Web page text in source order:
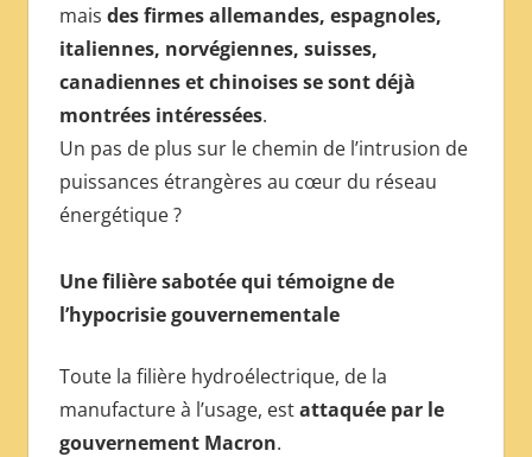
mais des firmes allemandes, espagnoles,
italiennes, norvégiennes, suisses,
canadiennes et chinoises se sont déjà
montrées intéressées.
Un pas de plus sur le chemin de l’intrusion de
puissances étrangères au cœur du réseau
énergétique ?
Une filière sabotée qui témoigne de
l’hypocrisie gouvernementale
Toute la filière hydroélectrique, de la
manufacture à l’usage, estattaquée par le
gouvernement Macron.